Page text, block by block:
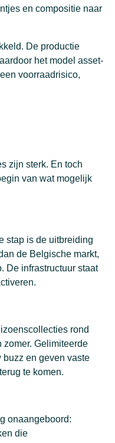
en compositie naar
De productie
het model asset-
voorraadrisico,
zijn sterk. En toch
van wat mogelijk
stap is de uitbreiding
de Belgische markt,
De infrastructuur staat
rond
zomer. Gelimiteerde
en geven vaste
te komen.
onaangeboord:
die